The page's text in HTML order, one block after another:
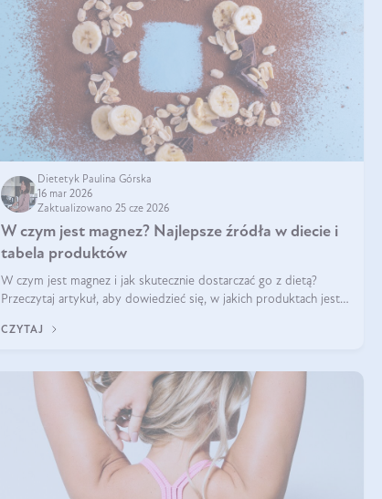
Dietetyk Paulina Górska
16 mar 2026
Zaktualizowano 25 cze 2026
W czym jest magnez? Najlepsze źródła w diecie i
tabela produktów
W czym jest magnez i jak skutecznie dostarczać go z dietą?
Przeczytaj artykuł, aby dowiedzieć się, w jakich produktach jest
CZYTAJ